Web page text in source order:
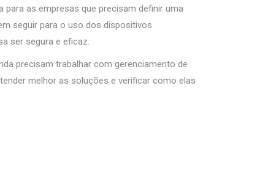
as empresas que precisam definir uma
seguir para o uso dos dispositivos
ser segura e eficaz.
precisam trabalhar com gerenciamento de
melhor as soluções e verificar como elas